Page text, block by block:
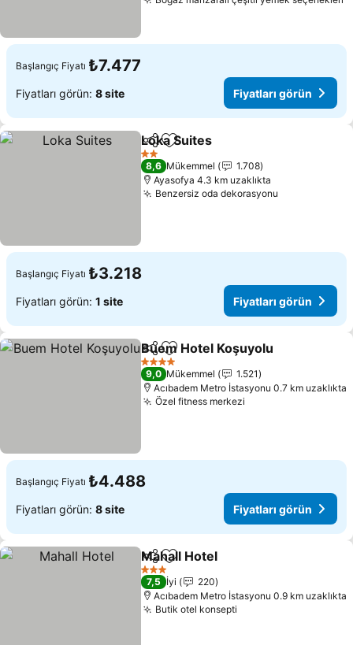
Başlangıç Fiyatı ₺7.477
Fiyatları görün: 8 site Fiyatları görün
PaylaşFavorilerime ekle
Loka Suites
2 Yıldız
8,6 Mükemmel
1.708
Ayasofya 4.3 km uzaklıkta
Benzersiz oda dekorasyonu
Başlangıç Fiyatı ₺3.218
Fiyatları görün: 1 site Fiyatları görün
PaylaşFavorilerime ekle
Buem Hotel Koşuyolu
4 Yıldız
9,0 Mükemmel
1.521
Acıbadem Metro İstasyonu 0.7 km uzaklıkta
Özel fitness merkezi
Başlangıç Fiyatı ₺4.488
Fiyatları görün: 8 site Fiyatları görün
PaylaşFavorilerime ekle
Mahall Hotel
3 Yıldız
7,5 İyi
220
Acıbadem Metro İstasyonu 0.9 km uzaklıkta
Butik otel konsepti